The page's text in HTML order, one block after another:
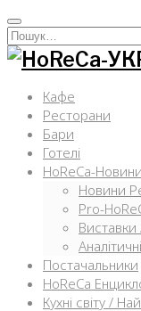
Перейти
к
содержимому
Искать:
Кафе
Ресторани
Бари
Готелі
HoReCa-Новини
Новини
Pro-
Постачальники
HoReCa
Кухні світу /